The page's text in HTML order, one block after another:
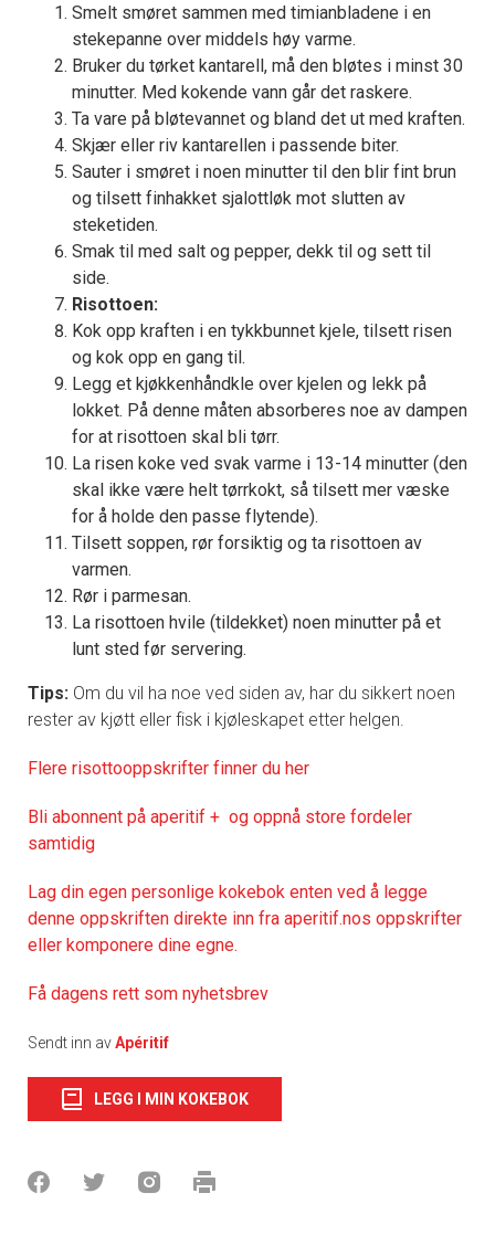
Smelt smøret sammen med timianbladene i en
stekepanne over middels høy varme.
Bruker du tørket kantarell, må den bløtes i minst 30
minutter. Med kokende vann går det raskere.
Ta vare på bløtevannet og bland det ut med kraften.
Skjær eller riv kantarellen i passende biter.
Sauter i smøret i noen minutter til den blir fint brun
og tilsett finhakket sjalottløk mot slutten av
steketiden.
Smak til med salt og pepper, dekk til og sett til
side.
Risottoen:
Kok opp kraften i en tykkbunnet kjele, tilsett risen
og kok opp en gang til.
Legg et kjøkkenhåndkle over kjelen og lekk på
lokket. På denne måten absorberes noe av dampen
for at risottoen skal bli tørr.
La risen koke ved svak varme i 13-14 minutter (den
skal ikke være helt tørrkokt, så tilsett mer væske
for å holde den passe flytende).
Tilsett soppen, rør forsiktig og ta risottoen av
varmen.
Rør i parmesan.
La risottoen hvile (tildekket) noen minutter på et
lunt sted før servering.
Tips: Om du vil ha noe ved siden av, har du sikkert noen
rester av kjøtt eller fisk i kjøleskapet etter helgen.
Flere risottooppskrifter finner du her
Bli abonnent på aperitif + og oppnå store fordeler
samtidig
Lag din egen personlige kokebok enten ved å legge
denne oppskriften direkte inn fra aperitif.nos oppskrifter
eller komponere dine egne.
Få dagens rett som nyhetsbrev
Sendt inn avApéritif
LEGG I MIN KOKEBOK